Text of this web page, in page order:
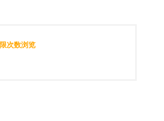
次数浏览